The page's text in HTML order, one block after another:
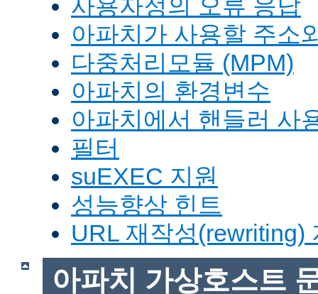
사용자정의 오류 응답
아파치가 사용할 주소
다중처리모듈 (MPM)
아파치의 환경변수
아파치에서 핸들러 사
필터
suEXEC 지원
성능향상 힌트
URL 재작성(rewriting)
아파치 가상호스트